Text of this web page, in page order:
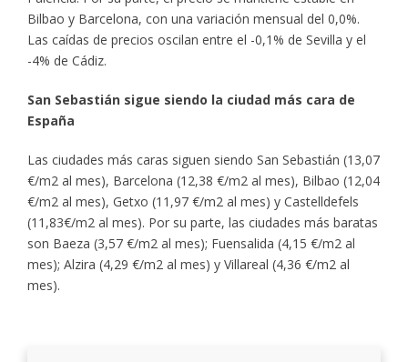
Bilbao y Barcelona, con una variación mensual del 0,0%.
Las caídas de precios oscilan entre el -0,1% de Sevilla y el
-4% de Cádiz.
San Sebastián sigue siendo la ciudad más cara de
España
Las ciudades más caras siguen siendo San Sebastián (13,07
€/m2 al mes), Barcelona (12,38 €/m2 al mes), Bilbao (12,04
€/m2 al mes), Getxo (11,97 €/m2 al mes) y Castelldefels
(11,83€/m2 al mes). Por su parte, las ciudades más baratas
son Baeza (3,57 €/m2 al mes); Fuensalida (4,15 €/m2 al
mes); Alzira (4,29 €/m2 al mes) y Villareal (4,36 €/m2 al
mes).